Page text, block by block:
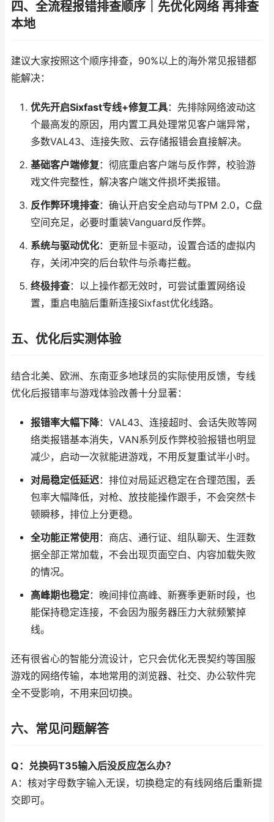
四、全流程报错排查顺序｜先优化网络 再排查
本地
建议大家按照这个顺序排查，90%以上的海外常见报错都
能解决：
优先开启Sixfast专线+修复工具：先排除网络波动这
个最高发的原因，用内置工具处理常见客户端异常，
多数VAL43、连接失败、云存储报错会直接解决。
基础客户端修复 ：彻底重启客户端与反作弊，校验游
戏文件完整性，解决客户端文件损坏类报错。
反作弊环境排查：确认开启安全启动与TPM 2.0，C盘
空间充足，必要时重装Vanguard反作弊。
系统与驱动优化：更新显卡驱动，设置合适的虚拟内
存，关闭冲突的后台软件与杀毒拦截。
终极排查：以上操作都无效时，可尝试重置网络设
置，重启电脑后重新连接Sixfast优化线路。
五、优化后实测体验
结合北美、欧洲、东南亚多地球员的实际使用反馈，专线
优化后报错率与游戏体验改善十分显著：
报错率大幅下降：VAL43、连接超时、会话失败等网
络类报错基本消失，VAN系列反作弊校验报错也明显
减少，启动一次就能进游戏，不用反复重试半小时。
对局稳定低延迟：排位对局延迟稳定在合理范围，丢
包率大幅降低，对枪、放技能操作跟手，不会突然卡
顿瞬移，排位上分更稳。
全功能正常使用 ：商店、通行证、组队聊天、生涯数
据全部正常加载，不会出现页面空白、内容加载失败
的情况。
高峰期也稳定：晚间排位高峰、新赛季更新时段，也
能保持稳定连接，不会因为服务器压力大就频繁掉
线。
还有很省心的智能分流设计，它只会优化无畏契约等国服
游戏的网络传输，本地常用的浏览器、社交、办公软件完
全不受影响，不用来回切换。
六、常见问题解答
Q：兑换码T35输入后没反应怎么办？
A：核对字母数字输入无误，切换稳定的有线网络后重新提
交即可。